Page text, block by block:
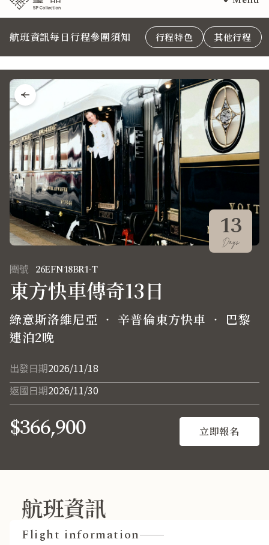
Menu
行程特色 其他行程
13
Days
團號 26EFN18BR1-T
東方快車傳奇13日
綠意斯洛維尼亞 ‧ 辛普倫東方快車 ‧ 巴黎
連泊2晚
出發日期2026/11/18
返國日期2026/11/30
$366,900 立即報名
航班資訊
Flight information